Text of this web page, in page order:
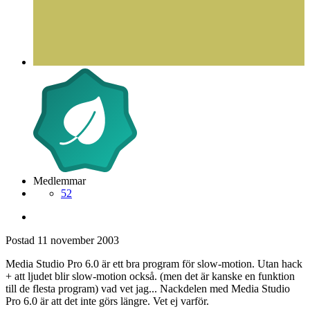
Medlemmar
52
Postad 11 november 2003
Media Studio Pro 6.0 är ett bra program för slow-motion. Utan hack
+ att ljudet blir slow-motion också. (men det är kanske en funktion
till de flesta program) vad vet jag... Nackdelen med Media Studio
Pro 6.0 är att det inte görs längre. Vet ej varför.